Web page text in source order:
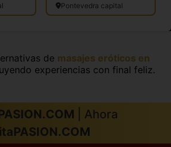
Pontevedra capital
de masajes eróticos en
experiencias con final feliz.
| Ahora